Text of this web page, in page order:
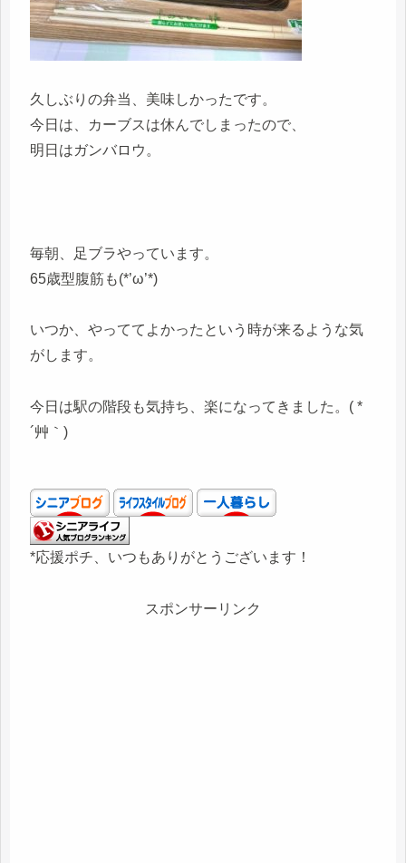
久しぶりの弁当、美味しかったです。
今日は、カーブスは休んでしまったので、
明日はガンバロウ。
毎朝、足ブラやっています。
65歳型腹筋も(*’ω’*)
いつか、やっててよかったという時が来るような気
がします。
今日は駅の階段も気持ち、楽になってきました。( *
´艸｀)
*応援ポチ、いつもありがとうございます！
スポンサーリンク